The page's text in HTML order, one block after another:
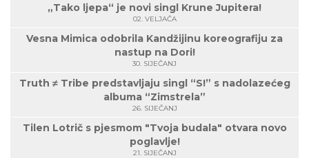
„Tako ljepa“ je novi singl Krune Jupitera!
02. VELJAČA
Vesna Mimica odobrila Kandžijinu koreografiju za
nastup na Dori!
30. SIJEČANJ
Truth ≠ Tribe predstavljaju singl “S!” s nadolazećeg
albuma “Zimstrela”
26. SIJEČANJ
Tilen Lotrič s pjesmom "Tvoja budala" otvara novo
poglavlje!
21. SIJEČANJ